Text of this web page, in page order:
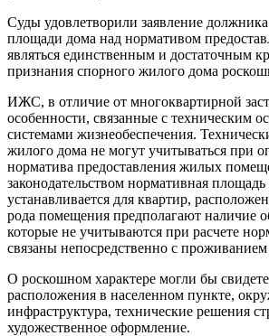
Суды удовлетворили заявление
площади дома над нормативом
являться единственным и достаточным
признания спорного жилого дома
ИЖС, в отличие от многоквартирной
особенности, связанные с техническим
системами жизнеобеспечения.
жилого дома не могут учитываться при
норматива предоставления жилых
законодательством нормативная
устанавливается для квартир,
рода помещения предполагают наличие
которые не учитываются при расчете
связаны непосредственно с
О роскошном характере могли бы
расположения в населенном пункте,
инфраструктура, технические решения
художественное оформление.